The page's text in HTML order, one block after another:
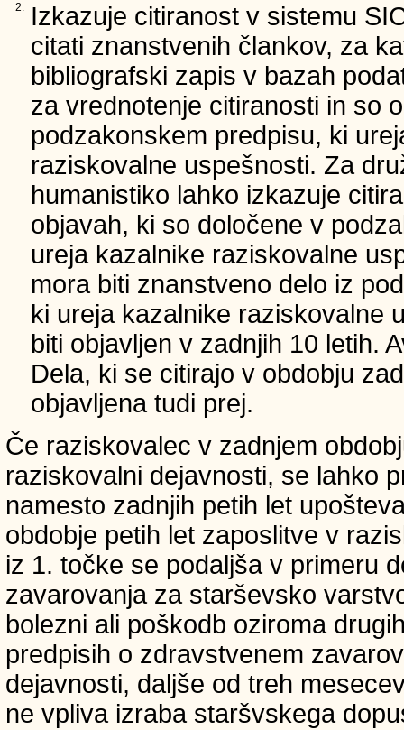
2.
Izkazuje citiranost v sistemu
citati znanstvenih člankov, za
bibliografski zapis v bazah
za vrednotenje citiranosti in so
podzakonskem predpisu, ki
raziskovalne uspešnosti. Za
humanistiko lahko izkazuje
objavah, ki so določene v
ureja kazalnike raziskovalne
mora biti znanstveno delo iz
ki ureja kazalnike raziskovalne
biti objavljen v zadnjih 10 letih.
Dela, ki se citirajo v obdobju
objavljena tudi prej.
Če raziskovalec v zadnjem
raziskovalni dejavnosti, se lahko
namesto zadnjih petih let
obdobje petih let zaposlitve v
iz 1. točke se podaljša v primeru
zavarovanja za starševsko
bolezni ali poškodb oziroma
predpisih o zdravstvenem
dejavnosti, daljše od treh
ne vpliva izraba staršvskega